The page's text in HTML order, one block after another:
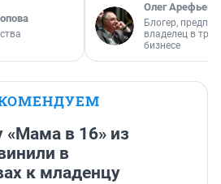
Олег Арефьев
Блогер,
владелец в
бизнесе
«Мама в 16» из
в
к младенцу